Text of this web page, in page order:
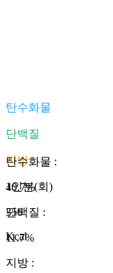
탄수화물
단백질
지방
1인분(회)
356
Kcal
탄수화물 :
40.7%
단백질 :
11.7%
지방 :